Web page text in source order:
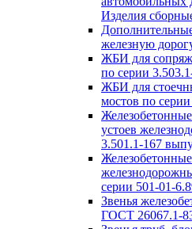
Изделия
железную
ЖБИ для
по серии
ЖБИ для
мостов по
устоев
3.501.1-167
серии 501-01-
Звенья
ГОСТ 26067.1-